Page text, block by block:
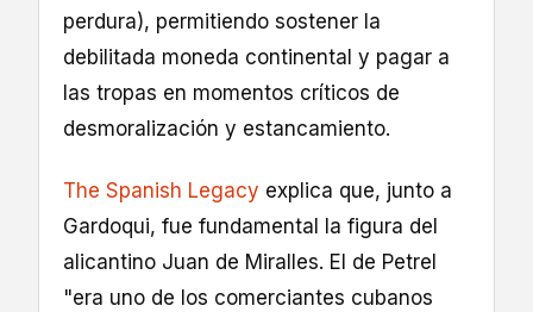
perdura), permitiendo sostener la
debilitada moneda continental y pagar a
las tropas en momentos críticos de
desmoralización y estancamiento.
The Spanish Legacy explica que, junto a
Gardoqui, fue fundamental la figura del
alicantino Juan de Miralles. El de Petrel
"era uno de los comerciantes cubanos